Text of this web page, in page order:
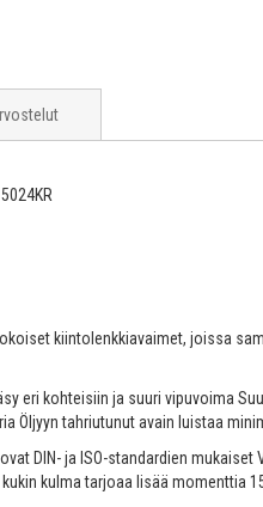
kiintolenkkiavaimet, joissa
eri kohteisiin ja suuri vipuvoima
Öljyyn tahriutunut avain luistaa
DIN- ja ISO-standardien
kulma tarjoaa lisää momenttia